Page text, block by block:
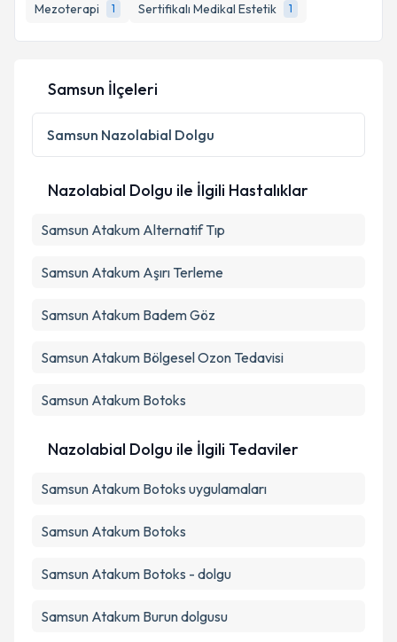
Mezoterapi
1 Sertifikalı Medikal Estetik 1
E-posta Adresiniz
Kişisel verilerimin işlenmesine ilişkinAydınlatma
Metni
'ni okudum ve kişisel verilerimin belirtilen
kapsamda işlenmesini kabul ediyorum.
Takvim Talebini Gönder
Samsun İlçeleri
Samsun Nazolabial Dolgu
Nazolabial Dolgu ile İlgili Hastalıklar
Samsun Atakum Alternatif Tıp
Samsun Atakum Aşırı Terleme
Samsun Atakum Badem Göz
Samsun Atakum Bölgesel Ozon Tedavisi
Samsun Atakum Botoks
Nazolabial Dolgu ile İlgili Tedaviler
Samsun Atakum Botoks uygulamaları
Samsun Atakum Botoks
Samsun Atakum Botoks - dolgu
Samsun Atakum Burun dolgusu